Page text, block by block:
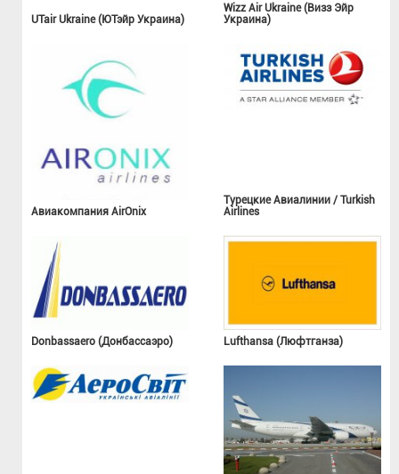
UTair Ukraine (ЮТэйр Украина)
Wizz Air Ukraine (Визз Эйр
Украина)
Авиакомпания AirOnix
Турецкие Авиалинии / Turkish
Airlines
Donbassaero (Донбассаэро) Lufthansa (Люфтганза)